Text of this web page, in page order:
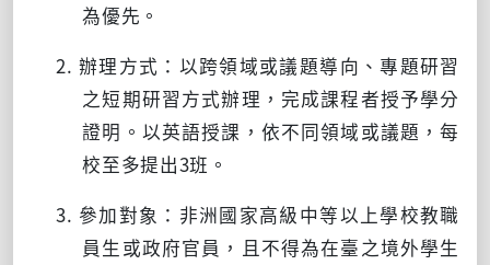
為優先。
2. 辦理方式：以跨領域或議題導向、專題研習
之短期研習方式辦理，完成課程者授予學分
證明。以英語授課，依不同領域或議題，每
校至多提出3班。
3. 參加對象：非洲國家高級中等以上學校教職
員生或政府官員，且不得為在臺之境外學生